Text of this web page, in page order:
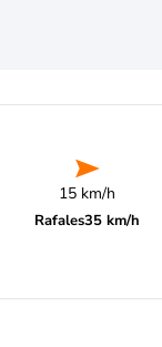
15 km/h
Rafales35 km/h